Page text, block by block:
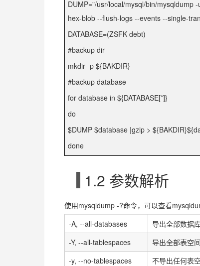
DUMP="/usr/local/mysql/bin/mysqldump
hex-blob --flush-logs --events --single-
DATABASE=(ZSFK debt)
#backup dir
mkdir -p ${BAKDIR}
#backup database
for database in ${DATABASE[*]}
do
$DUMP $database |gzip >
done
1.2 参数解析
使用mysqldump -?命令，可以查看
-A, --all-databases
导出全部数据
-Y, --all-tablespaces
导出全部表空间
-y, --no-tablespaces
不导出任何表